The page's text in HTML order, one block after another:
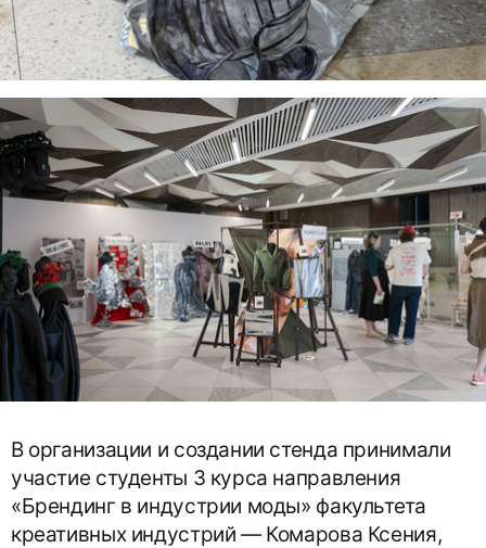
В организации и создании стенда принимали
участие студенты 3 курса направления
«Брендинг в индустрии моды» факультета
креативных индустрий — Комарова Ксения,